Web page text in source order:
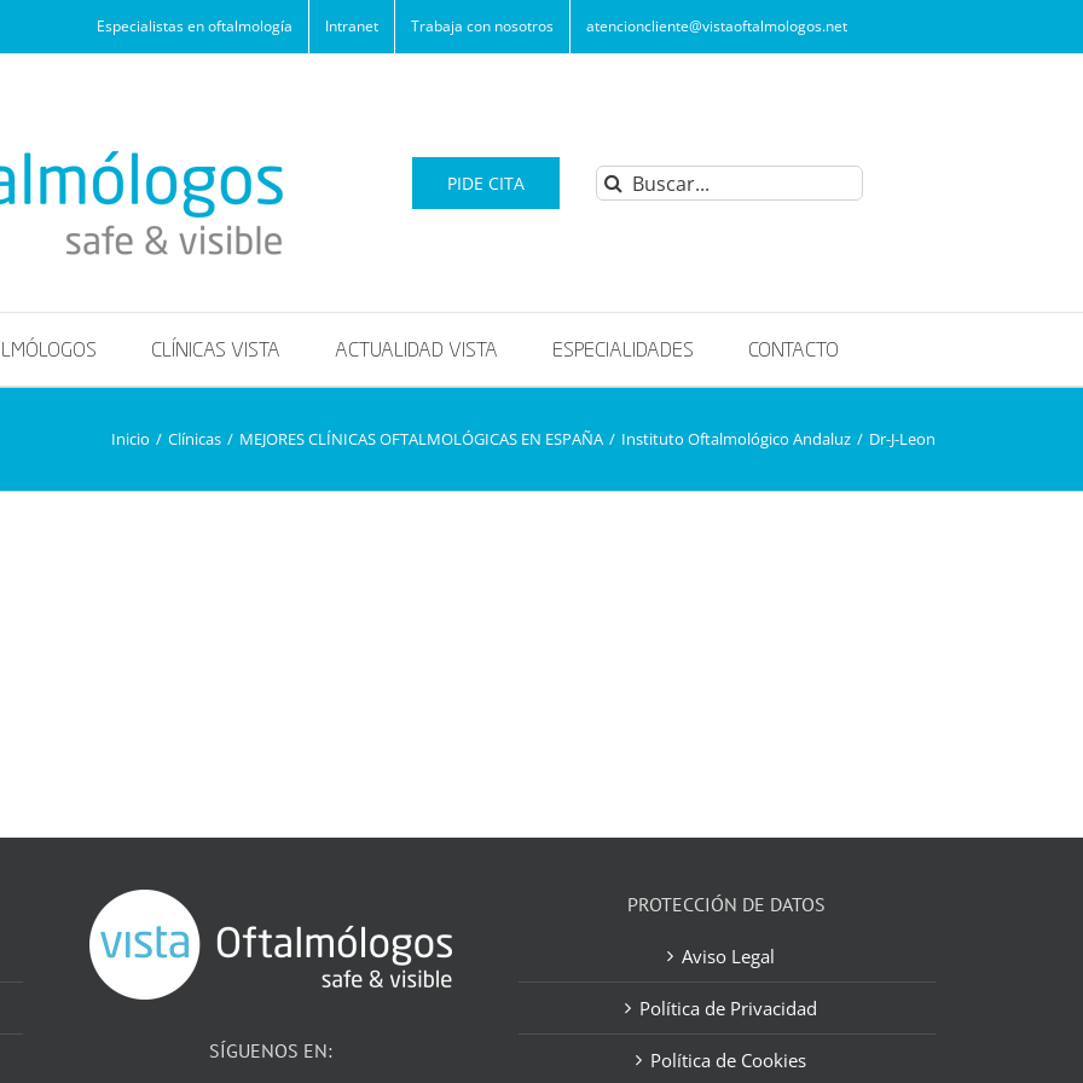
Especialistas en oftalmología Intranet Trabaja con nosotros atencioncliente@vistaoftalmologos.net
PIDE CITA Buscar:
CLÍNICAS VISTA ACTUALIDAD VISTA ESPECIALIDADES CONTACTO
Inicio / Clínicas / MEJORES CLÍNICAS OFTALMOLÓGICAS EN ESPAÑA / Instituto Oftalmológico Andaluz / Dr-J-Leon
SÍGUENOS EN:
PROTECCIÓN DE DATOS
Aviso Legal
Política de Privacidad
Política de Cookies